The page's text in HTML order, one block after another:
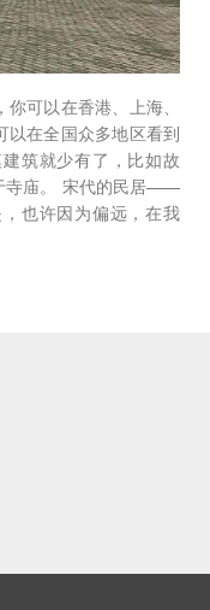
可以在香港、上海、
以在全国众多地区看到
筑就少有了，比如故
寺庙。 宋代的民居——
也许因为偏远，在我